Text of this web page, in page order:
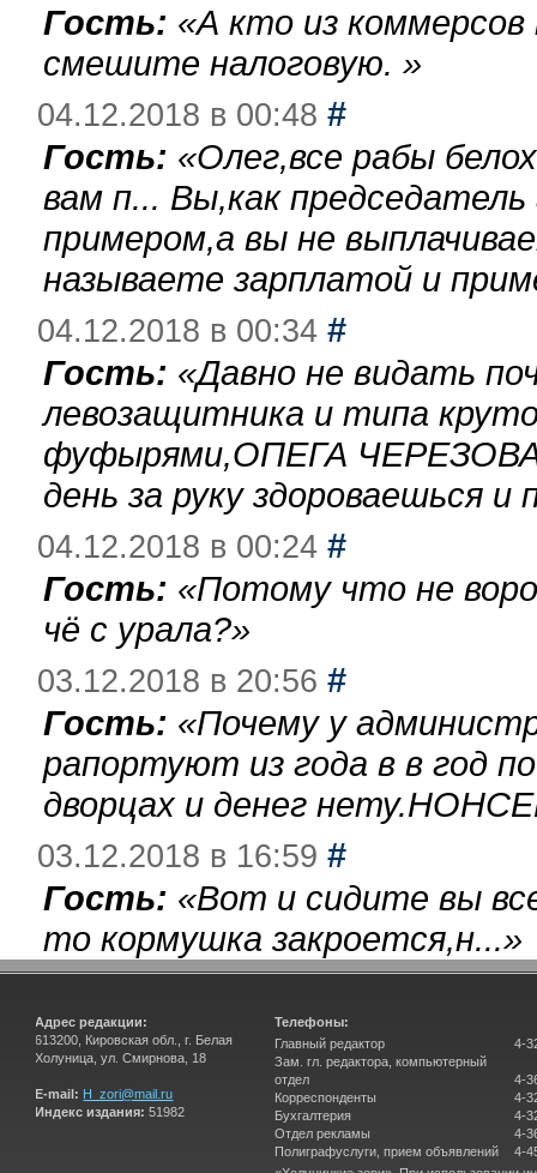
Гость: «А кто из
смешите налоговую. »
04.12.2018 в 00:48 #
Гость: «Олег,все рабы
вам п... Вы,как
примером,а вы не
называете зарплатой и
04.12.2018 в 00:34 #
Гость: «Давно не видать
левозащитника и типа
фуфырями,ОПЕГА
день за руку здороваешься
04.12.2018 в 00:24 #
Гость: «Потому что не
чё с урала?»
03.12.2018 в 20:56 #
Гость: «Почему у
рапортуют из года в в год
дворцах и денег
03.12.2018 в 16:59 #
Гость: «Вот и сидите вы
то кормушка закроется,н...»
Адрес редакции:
613200, Кировская обл., г. Белая
Холуница, ул. Смирнова, 18
E-mail: H_zori@mail.ru
Индекс издания: 51982
Телефоны:
Главный редактор
Зам. гл. редактора, компьютерный
отдел
Корреспонденты
Бухгалтерия
Отдел рекламы
Полиграфуслуги, прием объявлений
4-
4-
4-
4-
4-
4-